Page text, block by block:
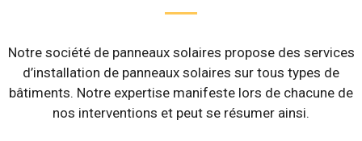
Notre société de panneaux solaires propose des services
d’installation de panneaux solaires sur tous types de
bâtiments. Notre expertise manifeste lors de chacune de
nos interventions et peut se résumer ainsi.